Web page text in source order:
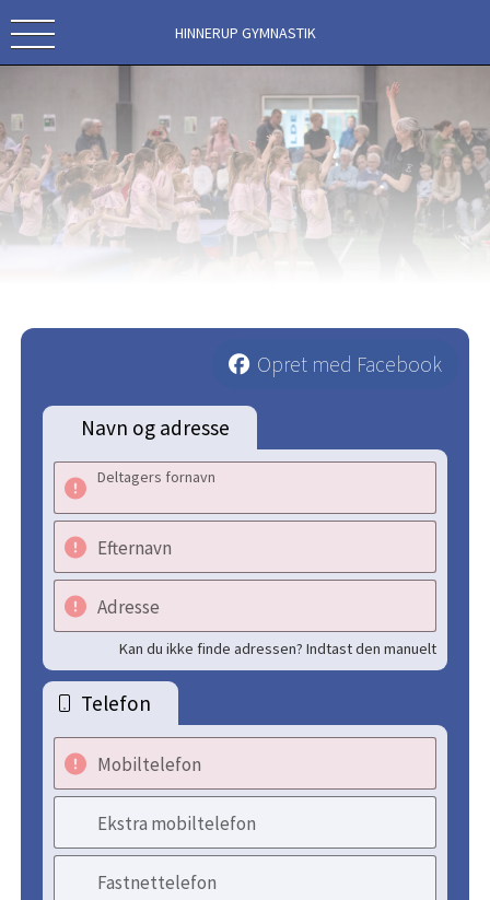
HINNERUP GYMNASTIK
Opret med Facebook
Navn og adresse
Deltagers fornavn
Efternavn
Adresse
Kan du ikke finde adressen? Indtast den manuelt
Telefon
Mobiltelefon
Ekstra mobiltelefon
Fastnettelefon